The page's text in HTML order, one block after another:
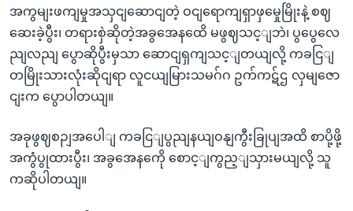
အကွမျးဖကျမှုအသှငျဆောငျတဲ့ ဝငျရောကျရှာဖှမှေုမြိုးနဲ့ စဈ
ဆေးခဲ့ပွီး၊ တရားစှဲဆိုတဲ့အခွအေနထေိ မဖွဈသင့ျဘဲ၊ ပွပွေလေ
ညျလညျ ပွောဆိုပွီးမှသာ ဆောငျရှကျသင့ျတယျလို့ ကခငြျ
တမြိုးသားလုံးဆိုငျရာ လူငယျမြားသမဂ်ဂ ဥက်ကဋ်ဌ လှမျဇော
ငျးက ပွောပါတယျ။
အခုဖွဈစဉျအပေါျ ကခငြျပွညျနယျဝနျကွီးခြုပျအထိ စာပို့ဖို့
အကွံပွုထားပွီး၊ အခွအေနကေို စောင့ျကွည့ျသှားမယျလို့ သူ
ကဆိုပါတယျ။